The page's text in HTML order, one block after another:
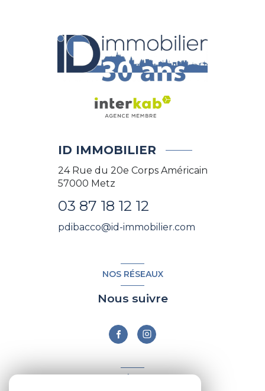
ID IMMOBILIER
24 Rue du 20e Corps Américain
57000 Metz
03 87 18 12 12
pdibacco@id-immobilier.com
NOS RÉSEAUX
Nous suivre